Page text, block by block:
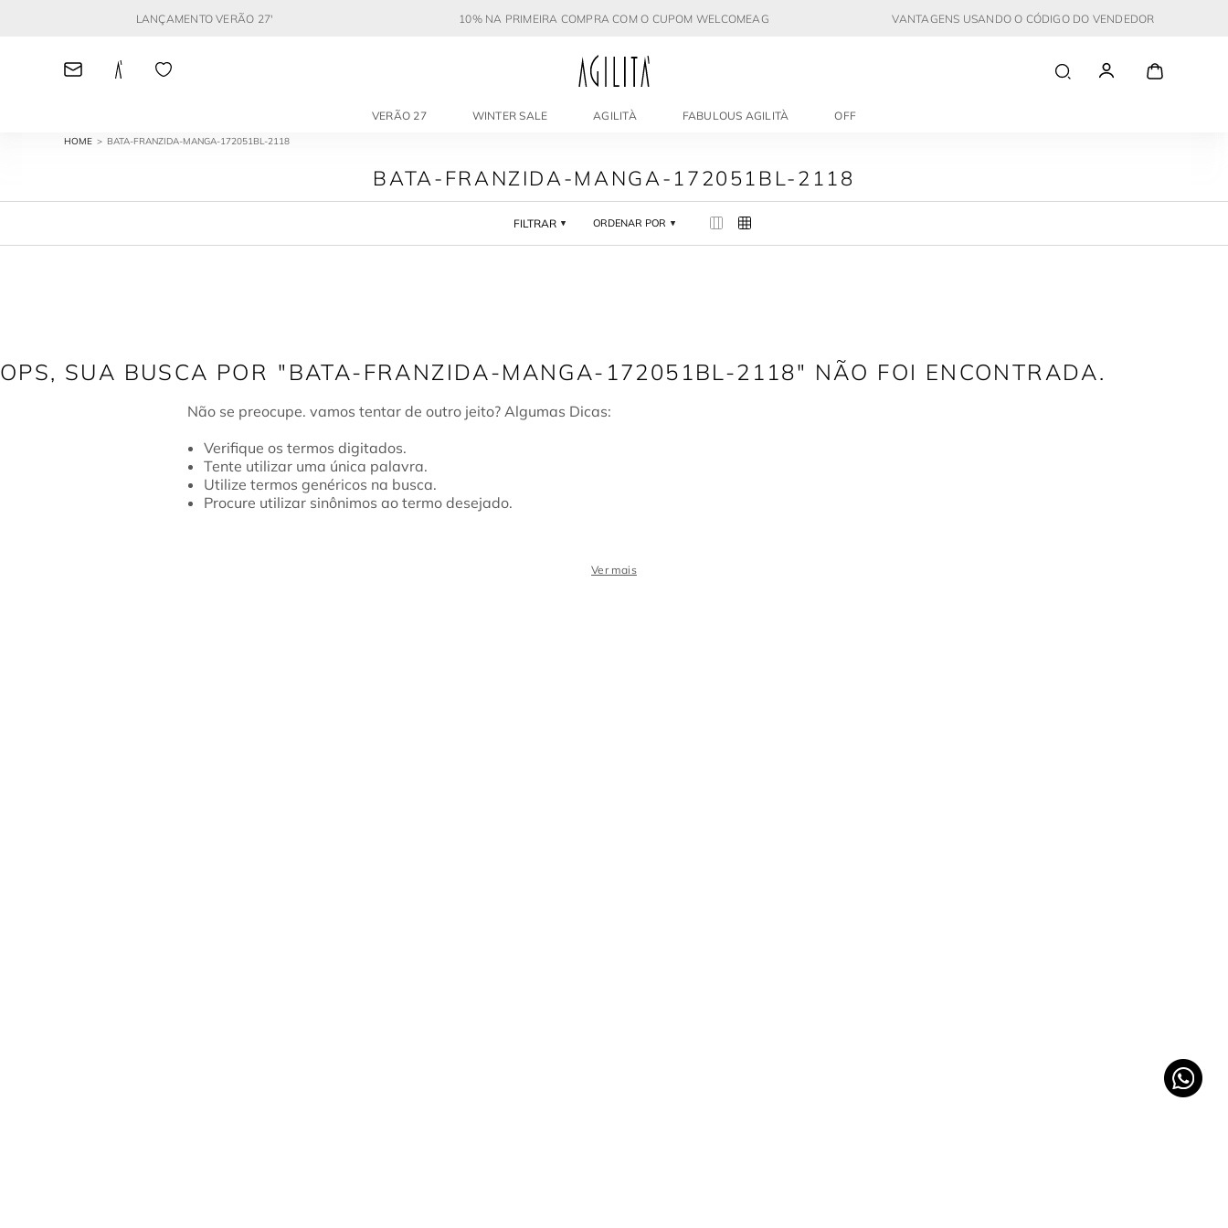
LANÇAMENTO VERÃO 27' 10% NA PRIMEIRA COMPRA COM O CUPOM WELCOMEAG VANTAGENS USANDO O CÓDIGO DO VENDEDOR
VERÃO 27 WINTER SALE AGILITÀ FABULOUS AGILITÀ OFF
BATA-FRANZIDA-MANGA-172051BL-2118
BATA-FRANZIDA-MANGA-172051BL-2118
FILTRAR ORDENAR POR
BATA-FRANZIDA-MANGA-172051BL-2118
Verifique os termos digitados.
Tente utilizar uma única palavra.
Utilize termos genéricos na busca.
Procure utilizar sinônimos ao termo desejado.
Ver mais